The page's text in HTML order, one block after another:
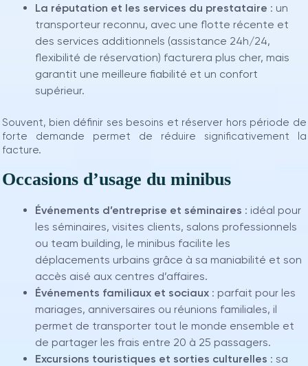
La réputation et les services du prestataire : un
transporteur reconnu, avec une flotte récente et
des services additionnels (assistance 24h/24,
flexibilité de réservation) facturera plus cher, mais
garantit une meilleure fiabilité et un confort
supérieur.
Souvent, bien définir ses besoins et réserver hors période de
forte demande permet de réduire significativement la
facture.
Occasions d’usage du minibus
Événements d’entreprise et séminaires : idéal pour
les séminaires, visites clients, salons professionnels
ou team building, le minibus facilite les
déplacements urbains grâce à sa maniabilité et son
accès aisé aux centres d’affaires.
Événements familiaux et sociaux: parfait pour les
mariages, anniversaires ou réunions familiales, il
permet de transporter tout le monde ensemble et
de partager les frais entre 20 à 25 passagers.
Excursions touristiques et sorties culturelles : sa